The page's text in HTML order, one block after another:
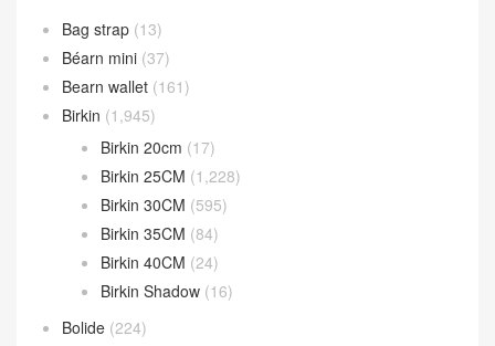
Bag strap (13)
Béarn mini (37)
Bearn wallet (161)
Birkin (1,945)
Birkin 20cm (17)
Birkin 25CM (1,228)
Birkin 30CM (595)
Birkin 35CM (84)
Birkin 40CM (24)
Birkin Shadow (16)
Bolide (224)